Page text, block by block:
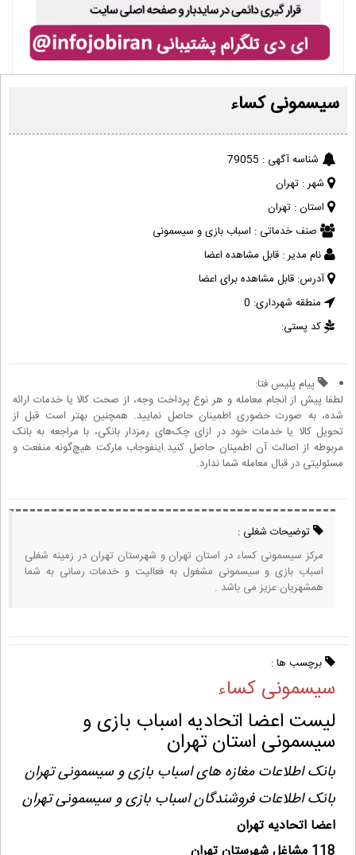
سیسمونی کساء
شناسه آگهی : 79055
شهر : تهران
استان : تهران
صنف خدماتی : اسباب بازی و سیسمونی
نام مدیر : قابل مشاهده اعضا
آدرس: قابل مشاهده برای اعضا
منطقه شهرداری: 0
کد پستی:
پیام پلیس فتا:
لطفا پیش از انجام معامله و هر نوع پرداخت وجه، از صحت کالا یا خدمات ارائه
شده، به صورت حضوری اطمینان حاصل نمایید. همچنین بهتر است قبل از
تحویل کالا یا خدمات خود در ازای چک‌های رمزدار بانکی، با مراجعه به بانک
مربوطه از اصالت آن اطمینان حاصل کنید.اینفوجاب مارکت هیچ‌گونه منفعت و
مسئولیتی در قبال معامله شما ندارد.
توضیحات شغلی :
مرکز سیسمونی کساء در استان تهران و شهرستان تهران در زمینه شغلی
اسباب بازی و سیسمونی مشغول به فعالیت و خدمات رسانی به شما
همشهریان عزیز می باشد .
برچسب ها :
سیسمونی کساء
لیست اعضا اتحادیه اسباب بازی و
سیسمونی استان تهران
بانک اطلاعات مغازه های اسباب بازی و سیسمونی تهران
بانک اطلاعات فروشندگان اسباب بازی و سیسمونی تهران
اعضا اتحادیه تهران